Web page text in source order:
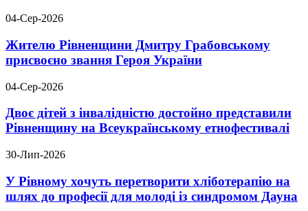
04-Сер-2026
Жителю Рівненщини Дмитру Грабовському
присвоєно звання Героя України
04-Сер-2026
Двоє дітей з інвалідністю достойно представили
Рівненщину на Всеукраїнському етнофестивалі
30-Лип-2026
У Рівному хочуть перетворити хліботерапію на
шлях до професії для молоді із синдромом Дауна